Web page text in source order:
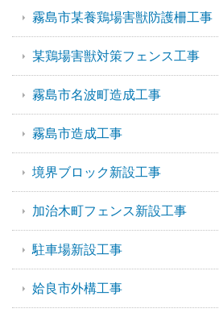
霧島市某養鶏場害獣防護柵工事
某鶏場害獣対策フェンス工事
霧島市名波町造成工事
霧島市造成工事
境界ブロック新設工事
加治木町フェンス新設工事
駐車場新設工事
姶良市外構工事